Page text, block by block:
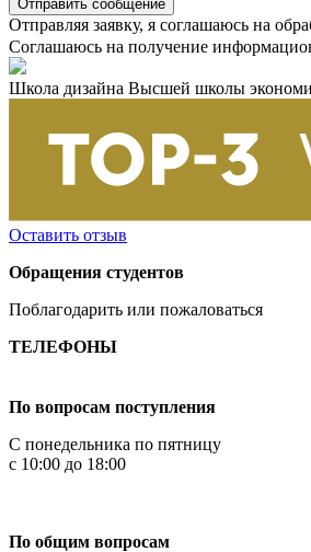
Отправляя заявку, я соглашаюсь на
Соглашаюсь на получение
Школа дизайна Высшей школы
Оставить отзыв
Обращения студентов
Поблагодарить или пожаловаться
ТЕЛЕФОНЫ
По вопросам поступления
С понедельника по пятницу
с 10:00 до 18:00
По общим вопросам